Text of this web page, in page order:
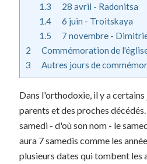
1.3
28 avril - Radonitsa
1.4
6 juin - Troitskaya
1.5
7 novembre -
2
Commémoration de
3
Autres jours de
Dans l'orthodoxie, il y a certains
parents et des proches
samedi - d'où son nom - le
aura 7 samedis comme les
plusieurs dates qui tombent les